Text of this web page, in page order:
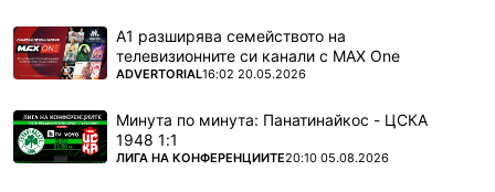
А1 разширява семейството на
телевизионните си канали с MAX One
ПОВЕЧЕ ОТ
ADVERTORIAL16:02 20.05.2026
Минута по минута: Панатинайкос - ЦСКА
1948 1:1
ПОВЕЧЕ ОТ
ЛИГА НА КОНФЕРЕНЦИИТЕ20:10 05.08.2026